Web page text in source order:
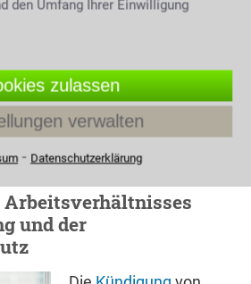
Entfristung eines
werden kann dieser
dadurch ein neuer
eines befristeten
nur vor Ablauf der Frist
Arbeitsverhältnisses
und der
den Umfang Ihrer Einwilligung
zulassen
verwalten
⁃ Datenschutzerklärung